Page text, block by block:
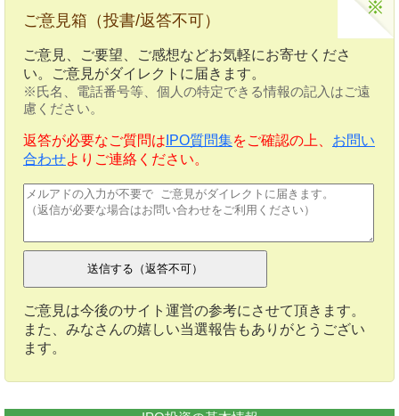
ご意見箱（投書/返答不可）
ご意見、ご要望、ご感想などお気軽にお寄せくださ
い。ご意見がダイレクトに届きます。
※氏名、電話番号等、個人の特定できる情報の記入はご遠
慮ください。
返答が必要なご質問は IPO質問集をご確認の上、 お問い
合わせよりご連絡ください。
ご意見は今後のサイト運営の参考にさせて頂きます。
また、みなさんの嬉しい当選報告もありがとうござい
ます。